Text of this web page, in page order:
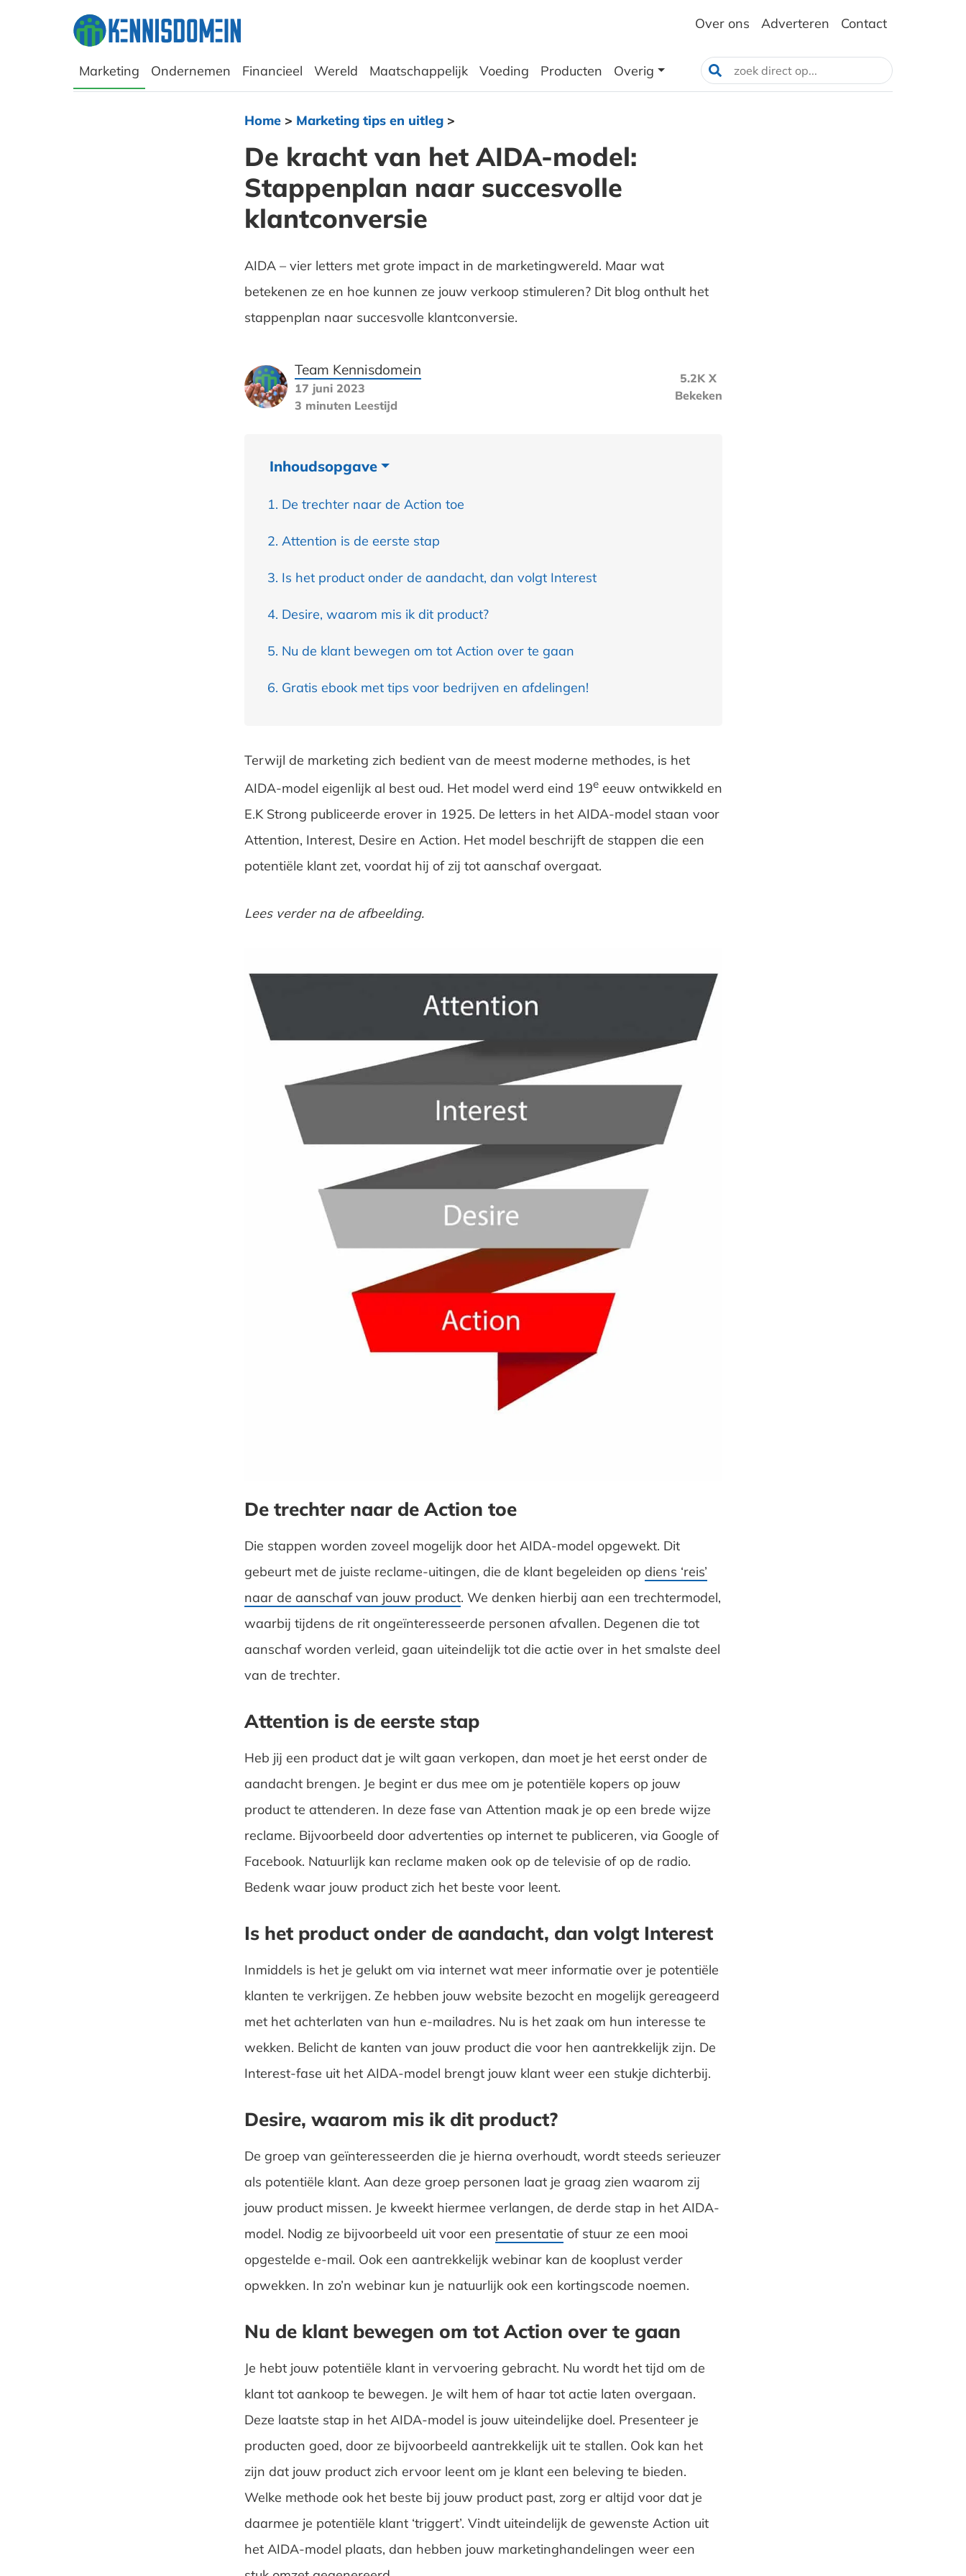
Over ons Adverteren Contact
Marketing Ondernemen Financieel Wereld Maatschappelijk Voeding Producten Overig
Home> Marketing tips en uitleg>
De kracht van het AIDA-model:
Stappenplan naar succesvolle
klantconversie
AIDA – vier letters met grote impact in de marketingwereld. Maar wat
betekenen ze en hoe kunnen ze jouw verkoop stimuleren? Dit blog onthult het
stappenplan naar succesvolle klantconversie.
Team Kennisdomein
17 juni 2023
3 minuten Leestijd
5.2K X
Bekeken
Inhoudsopgave
De trechter naar de Action toe
Attention is de eerste stap
Is het product onder de aandacht, dan volgt Interest
Desire, waarom mis ik dit product?
Nu de klant bewegen om tot Action over te gaan
Gratis ebook met tips voor bedrijven en afdelingen!
Terwijl de marketing zich bedient van de meest moderne methodes, is het
AIDA-model eigenlijk al best oud. Het model werd eind 19eeeuw ontwikkeld en
E.K Strong publiceerde erover in 1925. De letters in het AIDA-model staan voor
Attention, Interest, Desire en Action. Het model beschrijft de stappen die een
potentiële klant zet, voordat hij of zij tot aanschaf overgaat.
Lees verder na de afbeelding.
De trechter naar de Action toe
Die stappen worden zoveel mogelijk door het AIDA-model opgewekt. Dit
gebeurt met de juiste reclame-uitingen, die de klant begeleiden op diens ‘reis’
naar de aanschaf van jouw product. We denken hierbij aan een trechtermodel,
waarbij tijdens de rit ongeïnteresseerde personen afvallen. Degenen die tot
aanschaf worden verleid, gaan uiteindelijk tot die actie over in het smalste deel
van de trechter.
Attention is de eerste stap
Heb jij een product dat je wilt gaan verkopen, dan moet je het eerst onder de
aandacht brengen. Je begint er dus mee om je potentiële kopers op jouw
product te attenderen. In deze fase van Attention maak je op een brede wijze
reclame. Bijvoorbeeld door advertenties op internet te publiceren, via Google of
Facebook. Natuurlijk kan reclame maken ook op de televisie of op de radio.
Bedenk waar jouw product zich het beste voor leent.
Is het product onder de aandacht, dan volgt Interest
Inmiddels is het je gelukt om via internet wat meer informatie over je potentiële
klanten te verkrijgen. Ze hebben jouw website bezocht en mogelijk gereageerd
met het achterlaten van hun e-mailadres. Nu is het zaak om hun interesse te
wekken. Belicht de kanten van jouw product die voor hen aantrekkelijk zijn. De
Interest-fase uit het AIDA-model brengt jouw klant weer een stukje dichterbij.
Desire, waarom mis ik dit product?
De groep van geïnteresseerden die je hierna overhoudt, wordt steeds serieuzer
als potentiële klant. Aan deze groep personen laat je graag zien waarom zij
jouw product missen. Je kweekt hiermee verlangen, de derde stap in het AIDA-
model. Nodig ze bijvoorbeeld uit voor een presentatie of stuur ze een mooi
opgestelde e-mail. Ook een aantrekkelijk webinar kan de kooplust verder
opwekken. In zo’n webinar kun je natuurlijk ook een kortingscode noemen.
Nu de klant bewegen om tot Action over te gaan
Je hebt jouw potentiële klant in vervoering gebracht. Nu wordt het tijd om de
klant tot aankoop te bewegen. Je wilt hem of haar tot actie laten overgaan.
Deze laatste stap in het AIDA-model is jouw uiteindelijke doel. Presenteer je
producten goed, door ze bijvoorbeeld aantrekkelijk uit te stallen. Ook kan het
zijn dat jouw product zich ervoor leent om je klant een beleving te bieden.
Welke methode ook het beste bij jouw product past, zorg er altijd voor dat je
daarmee je potentiële klant ‘triggert’. Vindt uiteindelijk de gewenste Action uit
het AIDA-model plaats, dan hebben jouw marketinghandelingen weer een